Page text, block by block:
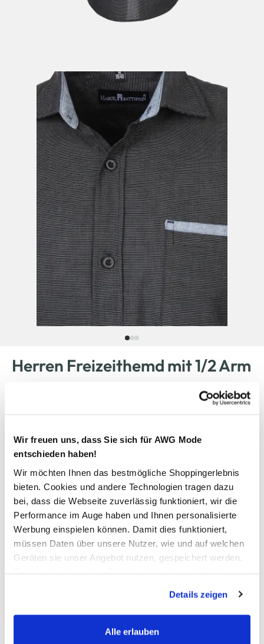
Wir freuen uns, dass Sie sich für AWG Mode
entschieden haben!
Wir möchten Ihnen das bestmögliche Shoppingerlebnis
bieten. Cookies und andere Technologien tragen dazu
bei, dass die Webseite zuverlässig funktioniert, wir die
Performance im Auge haben und Ihnen personalisierte
Werbung einspielen können. Damit dies funktioniert,
müssen Daten über unsere Nutzer, wie und auf welchen
Geräten sie unser Angebot nutzen, gespeichert werden.
werden, werden bei der Nutzung der Webseite auf jeden
Fall gesetzt. Cookies von Drittanbietern für Analyse- oder
Trackingzwecke werden nur dann aktiviert, wenn Sie das
Details zeigen
Alle erlauben
Herren Freizeithemd mit 1/2 Arm
Größe:
39/40 M 41/42 L 43/44 XL
45/46 XXL 47/48 XXXL
49/50XXXXL
Anzahl:
Bitte wählen Sie eine Größe aus